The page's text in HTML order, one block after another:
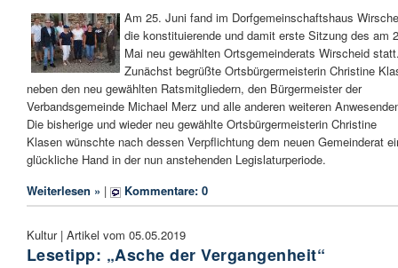
Am 25. Juni fand im Dorfgemeinschaftshaus
die konstituierende und damit erste Sitzung des am
Mai neu gewählten Ortsgemeinderats Wirscheid
Zunächst begrüßte Ortsbürgermeisterin Christine
neben den neu gewählten Ratsmitgliedern, den Bürgermeister der
Verbandsgemeinde Michael Merz und alle anderen weiteren
Die bisherige und wieder neu gewählte Ortsbürgermeisterin Christine
Klasen wünschte nach dessen Verpflichtung dem neuen Gemeinderat
glückliche Hand in der nun anstehenden Legislaturperiode.
Weiterlesen » | Kommentare: 0
Kultur | Artikel vom 05.05.2019
Lesetipp: „Asche der Vergangenheit“